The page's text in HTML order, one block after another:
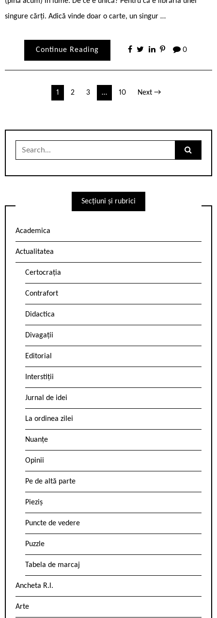
singure cărți. Adică vinde doar o carte, un singur …
Continue Reading 0
Paginație
1 2 3 … 10 Next →
Search
Secțiuni și rubrici
Academica
Actualitatea
Certocrația
Contrafort
Didactica
Divagații
Editorial
Interstiții
Jurnal de idei
La ordinea zilei
Nuanțe
Opinii
Pe de altă parte
Pieziș
Puncte de vedere
Puzzle
Tabela de marcaj
Ancheta R.l.
Arte